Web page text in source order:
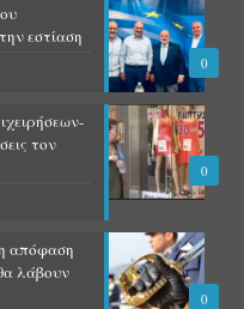
0
εστίαση
0
τον
0
απόφαση
λάβουν